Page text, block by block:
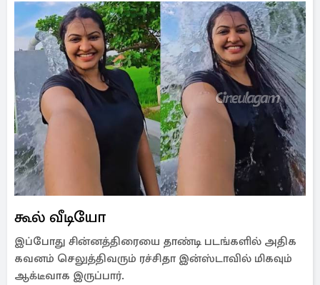
கூல் வீடியோ
இப்போது சின்னத்திரையை தாண்டி படங்களில் அதிக
கவனம் செலுத்திவரும் ரச்சிதா இன்ஸ்டாவில் மிகவும்
ஆக்டீவாக இருப்பார்.